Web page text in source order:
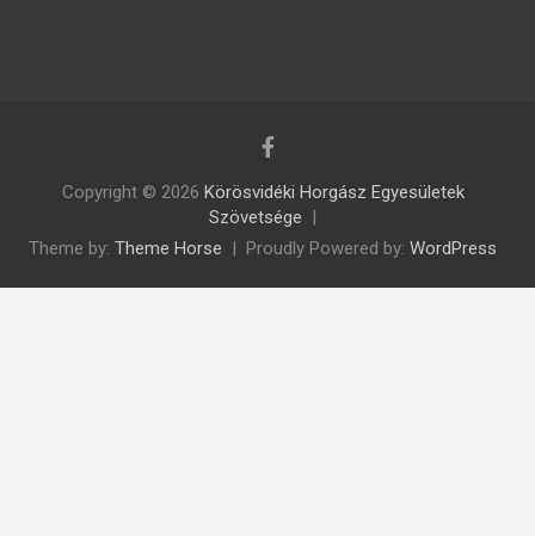
Copyright © 2026 Körösvidéki Horgász Egyesületek
Szövetsége
Theme by: Theme Horse Proudly Powered by: WordPress